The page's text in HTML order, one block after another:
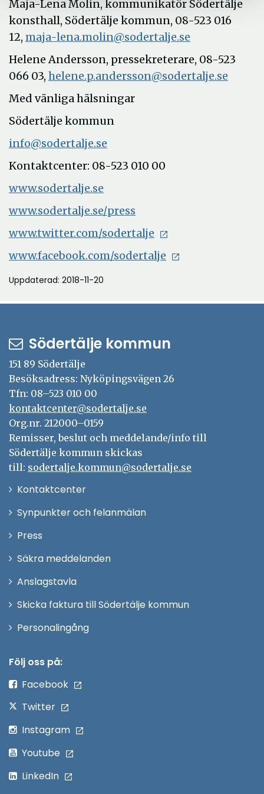
Maja-Lena Molin, kommunikatör Södertälje
konsthall, Södertälje kommun, 08-523 016
12, maja-lena.molin@sodertalje.se
Helene Andersson, pressekreterare, 08-523
066 03, helene.p.andersson@sodertalje.se
Med vänliga hälsningar
Södertälje kommun
info@sodertalje.se
Kontaktcenter: 08-523 010 00
www.sodertalje.se
www.sodertalje.se/press
www.twitter.com/sodertalje
www.facebook.com/sodertalje
Uppdaterad: 2018-11-20
Södertälje kommun
151 89 Södertälje
Besöksadress: Nyköpingsvägen 26
Tfn: 08–523 010 00
kontaktcenter@sodertalje.se
Org.nr. 212000–0159
Remisser, beslut och meddelande/info till
Södertälje kommun skickas
till: sodertalje.kommun@sodertalje.se
KontaktcenterÖppna
Synpunkter och felanmälan
Press
fönster
Säkra meddelanden
Anslagstavla
Skicka faktura till Södertälje kommun
PersonalingångÖppna
Följ oss på:
Facebook
Twitter
Instagram
Youtube
LinkedIn